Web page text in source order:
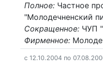
Полное: Частное
"Молодечненский
Сокращенное: ЧУП
Фирменное:
c 12.10.2004 по